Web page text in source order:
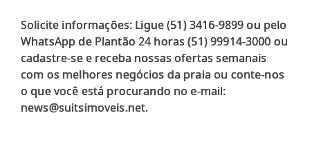
Solicite informações: Ligue (51) 3416-9899 ou pelo
WhatsApp de Plantão 24 horas (51) 99914-3000 ou
cadastre-se e receba nossas ofertas semanais
com os melhores negócios da praia ou conte-nos
o que você está procurando no e-mail:
news@suitsimoveis.net.